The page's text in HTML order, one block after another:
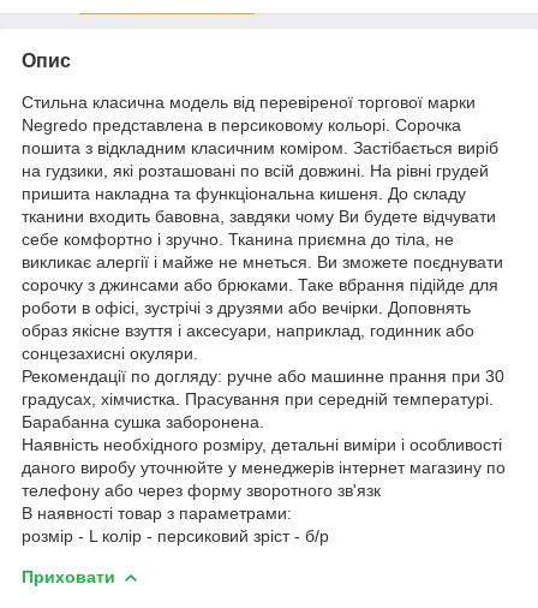
Опис
Стильна класична модель від перевіреної торгової марки
Negredo представлена в персиковому кольорі. Сорочка
пошита з відкладним класичним коміром. Застібається виріб
на гудзики, які розташовані по всій довжині. На рівні грудей
пришита накладна та функціональна кишеня. До складу
тканини входить бавовна, завдяки чому Ви будете відчувати
себе комфортно і зручно. Тканина приємна до тіла, не
викликає алергії і майже не мнеться. Ви зможете поєднувати
сорочку з джинсами або брюками. Таке вбрання підійде для
роботи в офісі, зустрічі з друзями або вечірки. Доповнять
образ якісне взуття і аксесуари, наприклад, годинник або
сонцезахисні окуляри.
Рекомендації по догляду: ручне або машинне прання при 30
градусах, хімчистка. Прасування при середній температурі.
Барабанна сушка заборонена.
Наявність необхідного розміру, детальні виміри і особливості
даного виробу уточнюйте у менеджерів інтернет магазину по
телефону або через форму зворотного зв'язк
В наявності товар з параметрами:
розмір - L колір - персиковий зріст - б/р
Приховати